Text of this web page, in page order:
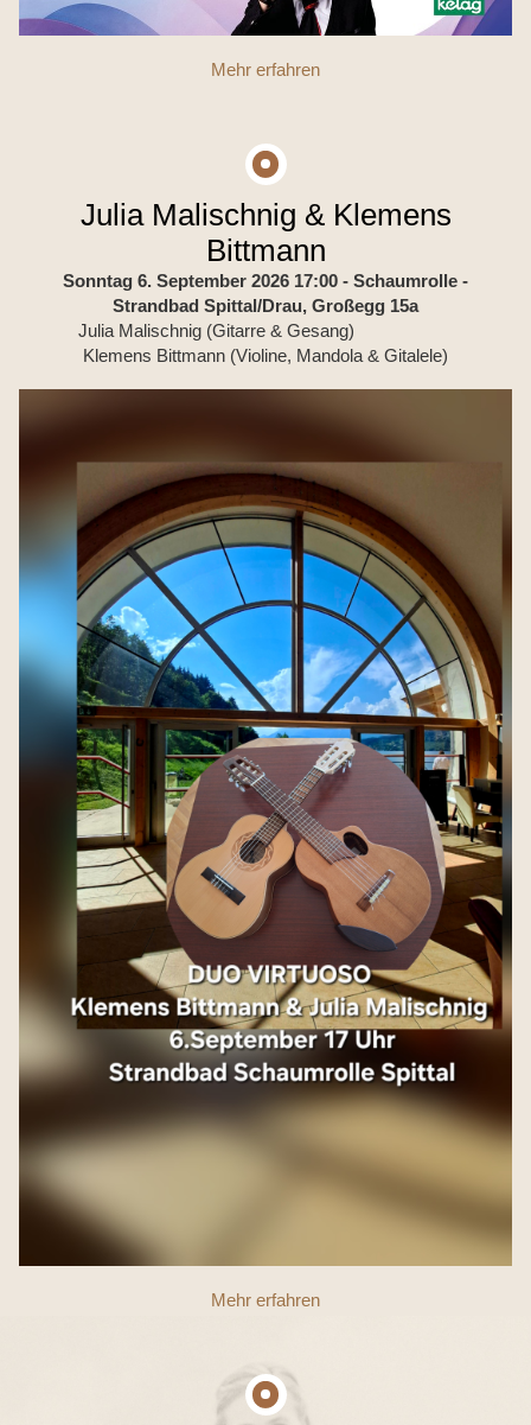
Mehr erfahren
Julia Malischnig & Klemens
Bittmann
Sonntag 6. September 2026 17:00 - Schaumrolle -
Strandbad Spittal/Drau, Großegg 15a
Julia Malischnig (Gitarre & Gesang)
Klemens Bittmann (Violine, Mandola & Gitalele)
Mehr erfahren